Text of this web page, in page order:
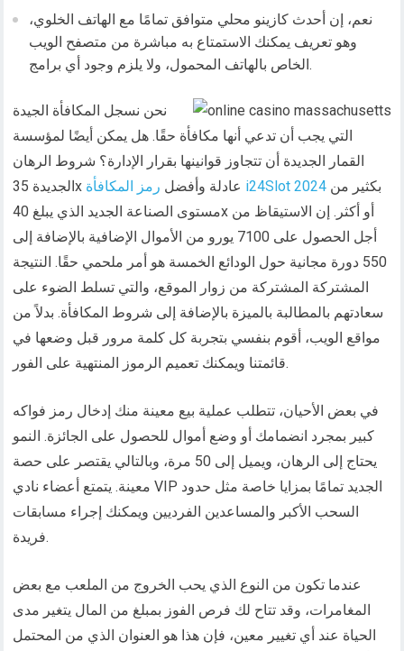
نعم، إن أحدث كازينو محلي متوافق تمامًا مع الهاتف الخلوي،
وهو تعريف يمكنك الاستمتاع به مباشرة من متصفح الويب
الخاص بالهاتف المحمول، ولا يلزم وجود أي برامج.
نحن نسجل المكافأة الجيدة
التي يجب أن تدعي أنها مكافأة حقًا. هل يمكن أيضًا لمؤسسة
القمار الجديدة أن تتجاوز قوانينها بقرار الإدارة؟ شروط الرهان
الجديدة 35x عادلة وأفضل رمز المكافأة i24Slot 2024
مستوى الصناعة الجديد الذي يبلغ 40x أو أكثر. إن الاستيقاظ من
أجل الحصول على 7100 يورو من الأموال الإضافية بالإضافة إلى
550 دورة مجانية حول الودائع الخمسة هو أمر ملحمي حقًا. النتيجة
المشتركة المشتركة من زوار الموقع، والتي تسلط الضوء على
سعادتهم بالمطالبة بالميزة بالإضافة إلى شروط المكافأة. بدلاً من
مواقع الويب، أقوم بنفسي بتجربة كل كلمة مرور قبل وضعها في
قائمتنا ويمكنك تعميم الرموز المنتهية على الفور.
في بعض الأحيان، تتطلب عملية بيع معينة منك إدخال رمز فواكه
كبير بمجرد انضمامك أو وضع أموال للحصول على الجائزة. النمو
يحتاج إلى الرهان، ويميل إلى 50 مرة، وبالتالي يقتصر على حصة
معينة. يتمتع أعضاء نادي VIP الجديد تمامًا بمزايا خاصة مثل حدود
السحب الأكبر والمساعدين الفرديين ويمكنك إجراء مسابقات
فريدة.
عندما تكون من النوع الذي يحب الخروج من الملعب مع بعض
المغامرات، وقد تتاح لك فرص الفوز بمبلغ من المال يتغير مدى
الحياة عند أي تغيير معين، فإن هذا هو العنوان الذي من المحتمل